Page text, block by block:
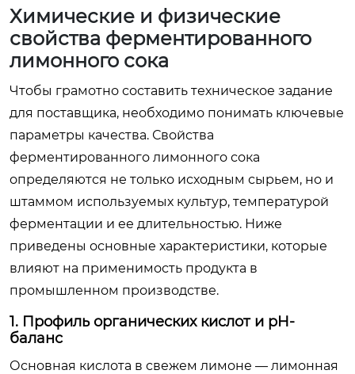
Химические и физические
свойства ферментированного
лимонного сока
Чтобы грамотно составить техническое задание
для поставщика, необходимо понимать ключевые
параметры качества. Свойства
ферментированного лимонного сока
определяются не только исходным сырьем, но и
штаммом используемых культур, температурой
ферментации и ее длительностью. Ниже
приведены основные характеристики, которые
влияют на применимость продукта в
промышленном производстве.
1. Профиль органических кислот и pH-
баланс
Основная кислота в свежем лимоне — лимонная